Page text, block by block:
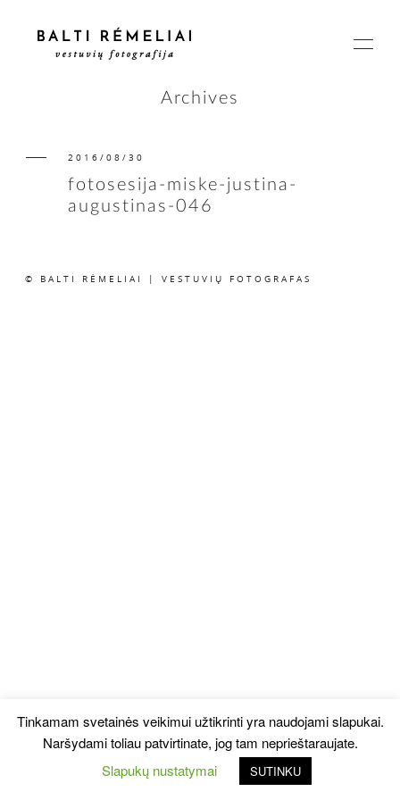
PAGRINDINIS
ISTORIJOS
Archives
2016/08/30
fotosesija-miske-justina-
augustinas-046
© BALTI RĖMELIAI | VESTUVIŲ FOTOGRAFAS
Tinkamam svetainės veikimui užtikrinti yra naudojami slapukai.
Naršydami toliau patvirtinate, jog tam neprieštaraujate.
Slapukų nustatymai
SUTINKU